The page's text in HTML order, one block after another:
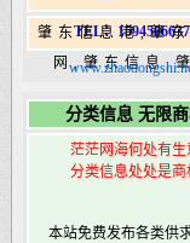
TEL：
肇东信息港,肇东
网,肇东信息,
港
分类信息 无限
茫茫网海何处有生
分类信息处处是商
本站免费发布各类供